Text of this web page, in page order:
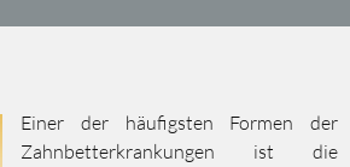
Einer der häufigsten Formen der
Zahnbetterkrankungen ist die